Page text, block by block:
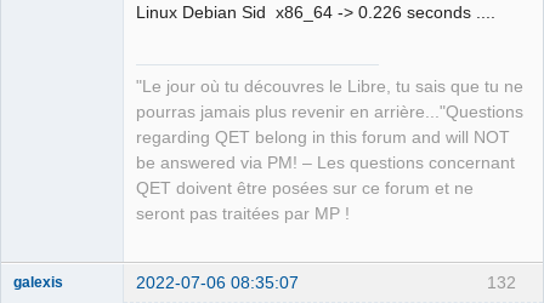
Linux Debian Sid x86_64 -> 0.226 seconds ....
"Le jour où tu découvres le Libre, tu sais que tu ne
pourras jamais plus revenir en arrière..."Questions
regarding QET belong in this forum and will NOT
be answered via PM! – Les questions concernant
QET doivent être posées sur ce forum et ne
seront pas traitées par MP !
132
galexis 2022-07-06 08:35:07